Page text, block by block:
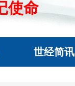
使命
世经简讯